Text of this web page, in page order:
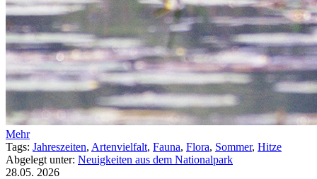
Mehr
Tags: Jahreszeiten, Artenvielfalt, Fauna, Flora, Sommer, Hitze
Abgelegt unter: Neuigkeiten aus dem Nationalpark
28.05. 2026